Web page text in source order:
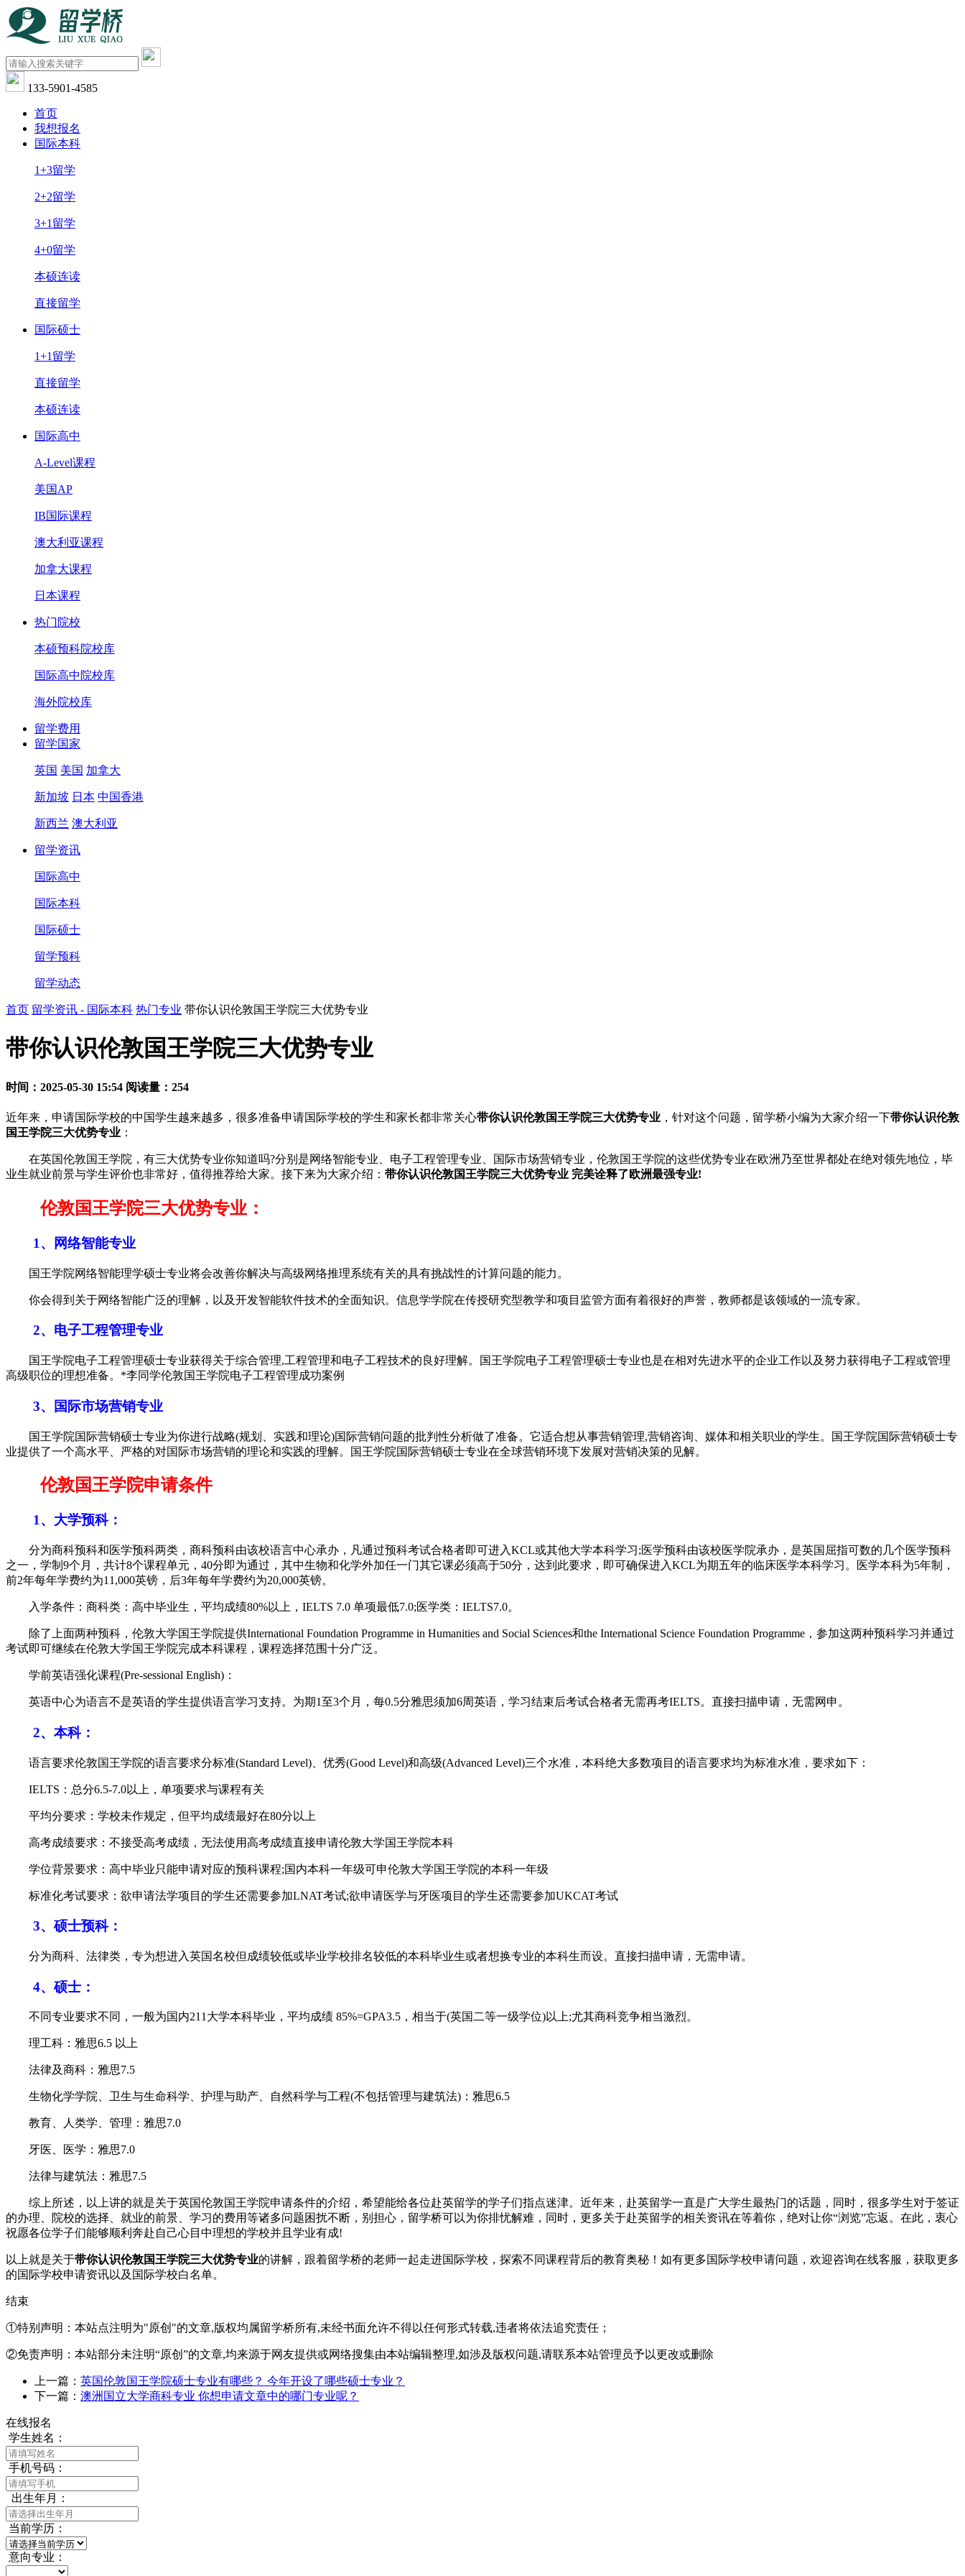
133-5901-4585
首页
我想报名
国际本科
1+3留学
2+2留学
3+1留学
4+0留学
本硕连读
直接留学
国际硕士
1+1留学
直接留学
本硕连读
国际高中
A-Level课程
美国AP
IB国际课程
澳大利亚课程
加拿大课程
日本课程
热门院校
本硕预科院校库
国际高中院校库
海外院校库
留学费用
留学国家
英国 美国 加拿大
新加坡 日本 中国香港
新西兰 澳大利亚
留学资讯
国际高中
国际本科
国际硕士
留学预科
留学动态
首页 留学资讯 - 国际本科 热门专业 带你认识伦敦国王学院三大优势专业
带你认识伦敦国王学院三大优势专业
时间：2025-05-30 15:54 阅读量：254
近年来，申请国际学校的中国学生越来越多，很多准备申请国际学校的学生和家长都非常关心带你认识伦敦国王学院三大优势专业 ，针对这个问题，留学桥小编为大家介绍一下带你认识伦敦
国王学院三大优势专业 ：
在英国伦敦国王学院，有三大优势专业你知道吗?分别是网络智能专业、电子工程管理专业、国际市场营销专业，伦敦国王学院的这些优势专业在欧洲乃至世界都处在绝对领先地位，毕
业生就业前景与学生评价也非常好，值得推荐给大家。接下来为大家介绍： 带你认识伦敦国王学院三大优势专业 完美诠释了欧洲最强专业!
伦敦国王学院三大优势专业：
1、网络智能专业
国王学院网络智能理学硕士专业将会改善你解决与高级网络推理系统有关的具有挑战性的计算问题的能力。
你会得到关于网络智能广泛的理解，以及开发智能软件技术的全面知识。信息学学院在传授研究型教学和项目监管方面有着很好的声誉，教师都是该领域的一流专家。
2、电子工程管理专业
国王学院电子工程管理硕士专业获得关于综合管理,工程管理和电子工程技术的良好理解。国王学院电子工程管理硕士专业也是在相对先进水平的企业工作以及努力获得电子工程或管理
高级职位的理想准备。*李同学伦敦国王学院电子工程管理成功案例
3、国际市场营销专业
国王学院国际营销硕士专业为你进行战略(规划、实践和理论)国际营销问题的批判性分析做了准备。它适合想从事营销管理,营销咨询、媒体和相关职业的学生。国王学院国际营销硕士专
业提供了一个高水平、严格的对国际市场营销的理论和实践的理解。国王学院国际营销硕士专业在全球营销环境下发展对营销决策的见解。
伦敦国王学院申请条件
1、大学预科：
分为商科预科和医学预科两类，商科预科由该校语言中心承办，凡通过预科考试合格者即可进入KCL或其他大学本科学习;医学预科由该校医学院承办，是英国屈指可数的几个医学预科
之一，学制9个月，共计8个课程单元，40分即为通过，其中生物和化学外加任一门其它课必须高于50分，达到此要求，即可确保进入KCL为期五年的临床医学本科学习。医学本科为5年制，
前2年每年学费约为11,000英镑，后3年每年学费约为20,000英镑。
入学条件：商科类：高中毕业生，平均成绩80%以上，IELTS 7.0 单项最低7.0;医学类：IELTS7.0。
除了上面两种预科，伦敦大学国王学院提供International Foundation Programme in Humanities and Social Sciences和the International Science Foundation Programme，参加这两种预科学习并通过
考试即可继续在伦敦大学国王学院完成本科课程，课程选择范围十分广泛。
学前英语强化课程(Pre-sessional English)：
英语中心为语言不是英语的学生提供语言学习支持。为期1至3个月，每0.5分雅思须加6周英语，学习结束后考试合格者无需再考IELTS。直接扫描申请，无需网申。
2、本科：
语言要求伦敦国王学院的语言要求分标准(Standard Level)、优秀(Good Level)和高级(Advanced Level)三个水准，本科绝大多数项目的语言要求均为标准水准，要求如下：
IELTS：总分6.5-7.0以上，单项要求与课程有关
平均分要求：学校未作规定，但平均成绩最好在80分以上
高考成绩要求：不接受高考成绩，无法使用高考成绩直接申请伦敦大学国王学院本科
学位背景要求：高中毕业只能申请对应的预科课程;国内本科一年级可申伦敦大学国王学院的本科一年级
标准化考试要求：欲申请法学项目的学生还需要参加LNAT考试;欲申请医学与牙医项目的学生还需要参加UKCAT考试
3、硕士预科：
分为商科、法律类，专为想进入英国名校但成绩较低或毕业学校排名较低的本科毕业生或者想换专业的本科生而设。直接扫描申请，无需申请。
4、硕士：
不同专业要求不同，一般为国内211大学本科毕业，平均成绩 85%=GPA3.5，相当于(英国二等一级学位)以上;尤其商科竞争相当激烈。
理工科：雅思6.5 以上
法律及商科：雅思7.5
生物化学学院、卫生与生命科学、护理与助产、自然科学与工程(不包括管理与建筑法)：雅思6.5
教育、人类学、管理：雅思7.0
牙医、医学：雅思7.0
法律与建筑法：雅思7.5
综上所述，以上讲的就是关于英国伦敦国王学院申请条件的介绍，希望能给各位赴英留学的学子们指点迷津。近年来，赴英留学一直是广大学生最热门的话题，同时，很多学生对于签证
的办理、院校的选择、就业的前景、学习的费用等诸多问题困扰不断，别担心，留学桥可以为你排忧解难，同时，更多关于赴英留学的相关资讯在等着你，绝对让你“浏览”忘返。在此，衷心
祝愿各位学子们能够顺利奔赴自己心目中理想的学校并且学业有成!
以上就是关于带你认识伦敦国王学院三大优势专业的讲解，跟着留学桥的老师一起走进国际学校，探索不同课程背后的教育奥秘！如有更多国际学校申请问题，欢迎咨询在线客服 ，获取更多
的国际学校申请资讯以及国际学校白名单。
结束
①特别声明：本站点注明为"原创"的文章,版权均属留学桥所有,未经书面允许不得以任何形式转载,违者将依法追究责任；
②免责声明：本站部分未注明“原创”的文章,均来源于网友提供或网络搜集由本站编辑整理,如涉及版权问题,请联系本站管理员予以更改或删除
上一篇： 英国伦敦国王学院硕士专业有哪些？ 今年开设了哪些硕士专业？
下一篇： 澳洲国立大学商科专业 你想申请文章中的哪门专业呢？
在线报名
学生姓名：
手机号码：
出生年月：
当前学历：
意向专业：